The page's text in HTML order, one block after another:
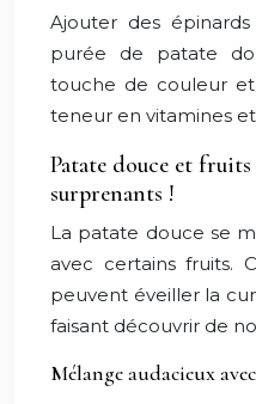
Ajouter des
purée de patate
touche de couleur
teneur en vitamines
Patate douce et fruits
surprenants !
La patate douce se
avec certains fruits.
peuvent éveiller la
faisant découvrir de
Mélange audacieux